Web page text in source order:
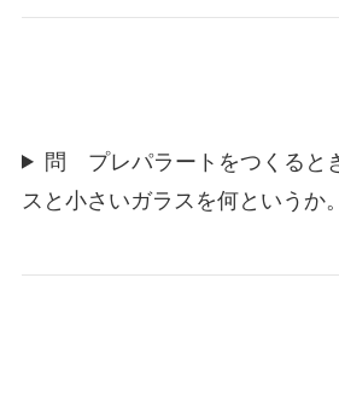
問 プレパラートをつくると
スと小さいガラスを何というか。